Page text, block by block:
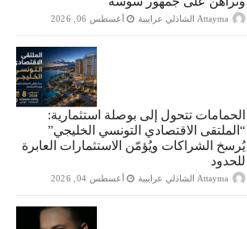
Attayma الشاذلي عرايبية أغسطس 06, 2026
الحمامات تتحول إلى بوصلة استثمارية:
“الملتقى الاقتصادي التونسي الخليجي”
يُرسخ الشراكات ويُؤمّن الاستثمارات العابرة
للحدود
Attayma الشاذلي عرايبية أغسطس 04, 2026